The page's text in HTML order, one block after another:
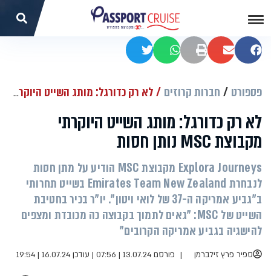
שתפו בפייסבוק
שתפו במיילהדפסהשתפו בוואטסאפשתפו בטוויטר
פספורט חברות קרוזים לא רק כדורגל: מותג השייט היוקרתי מקבוצת MSC נותן חסות
לא רק כדורגל: מותג השייט היוקרתי
מקבוצת MSC נותן חסות
Explora Journeys מקבוצת MSC הודיע על מתן חסות
לנבחרת Emirates Team New Zealand בשייט תחרותי
ב"גביע אמריקה ה-37 של לואי ויטון". יו"ר בכיר בחטיבת
השייט של MSC: "גאים לתמוך בקבוצה כה מכובדת ומצפים
להישגיה בגביע אמריקה הקרובים"
ספיר פרץ זילברמן פורסם 13.07.24 | 07:56 | עודכן 16.07.24 | 19:54